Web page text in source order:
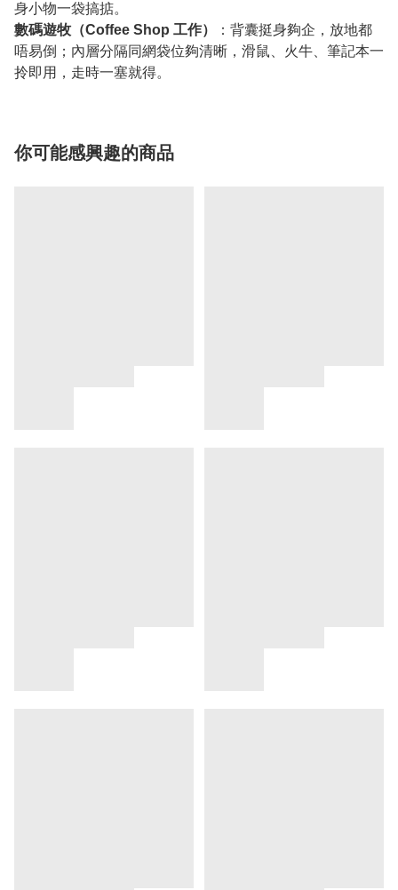
身小物一袋搞掂。
數碼遊牧（Coffee Shop 工作）
：背囊挺身夠企，放地都
唔易倒；內層分隔同網袋位夠清晰，滑鼠、火牛、筆記本一
拎即用，走時一塞就得。
你可能感興趣的商品